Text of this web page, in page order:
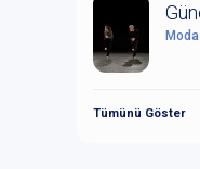
Tümünü Göster